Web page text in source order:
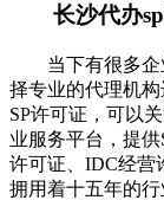
长沙代办
当下有很多
择专业的代理机
SP许可证，可以
业服务平台，提供
许可证、IDC经营
拥用着十五年的